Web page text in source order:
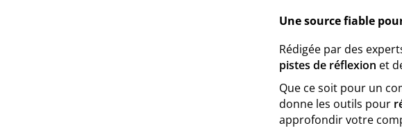
Une source fiable
Rédigée par des
pistes de réflexion et
Que ce soit pour un
donne les outils pour
approfondir votre